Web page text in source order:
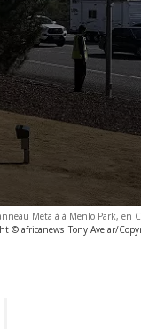
Meta à à Menlo Park, en
© africanews Tony Avelar/